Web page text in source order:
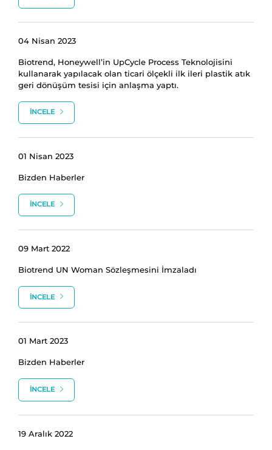
04 Nisan 2023
Biotrend, Honeywell’in UpCycle Process Teknolojisini
kullanarak yapılacak olan ticari ölçekli ilk ileri plastik atık
geri dönüşüm tesisi için anlaşma yaptı.
İNCELE
01 Nisan 2023
Bizden Haberler
İNCELE
09 Mart 2022
Biotrend UN Woman Sözleşmesini İmzaladı
İNCELE
01 Mart 2023
Bizden Haberler
İNCELE
19 Aralık 2022